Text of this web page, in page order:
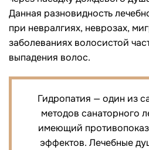
Данная разновидность
при невралгиях, неврозах,
заболеваниях волосистой
выпадения волос.
Гидропатия — один из
методов санаторного
имеющий
эффектов. Лечебные